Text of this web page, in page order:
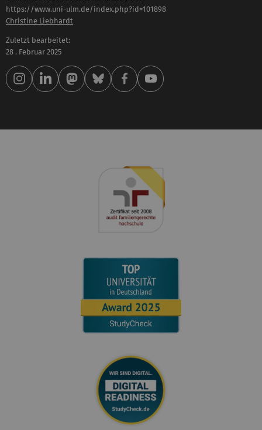
https://www.uni-ulm.de/index.php?id=101898
Christine Liebhardt
Zuletzt bearbeitet:
28 . Februar 2025